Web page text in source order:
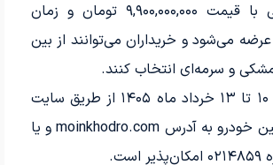
این سدان ژاپنی با قیمت ۹,۹۰۰,۰۰۰,۰۰۰ تومان و زمان
120 روزه عرضه می‌شود و خریداران می‌توانند از بین
و سرمه‌ای انتخاب کنند.
فرآیند ثبت‌نام از ۱۰ تا ۱۳ خرداد ماه ۱۴۰۵ از طریق سایت
رسمی شرکت معین خودرو به آدرس moinkhodro.com و یا